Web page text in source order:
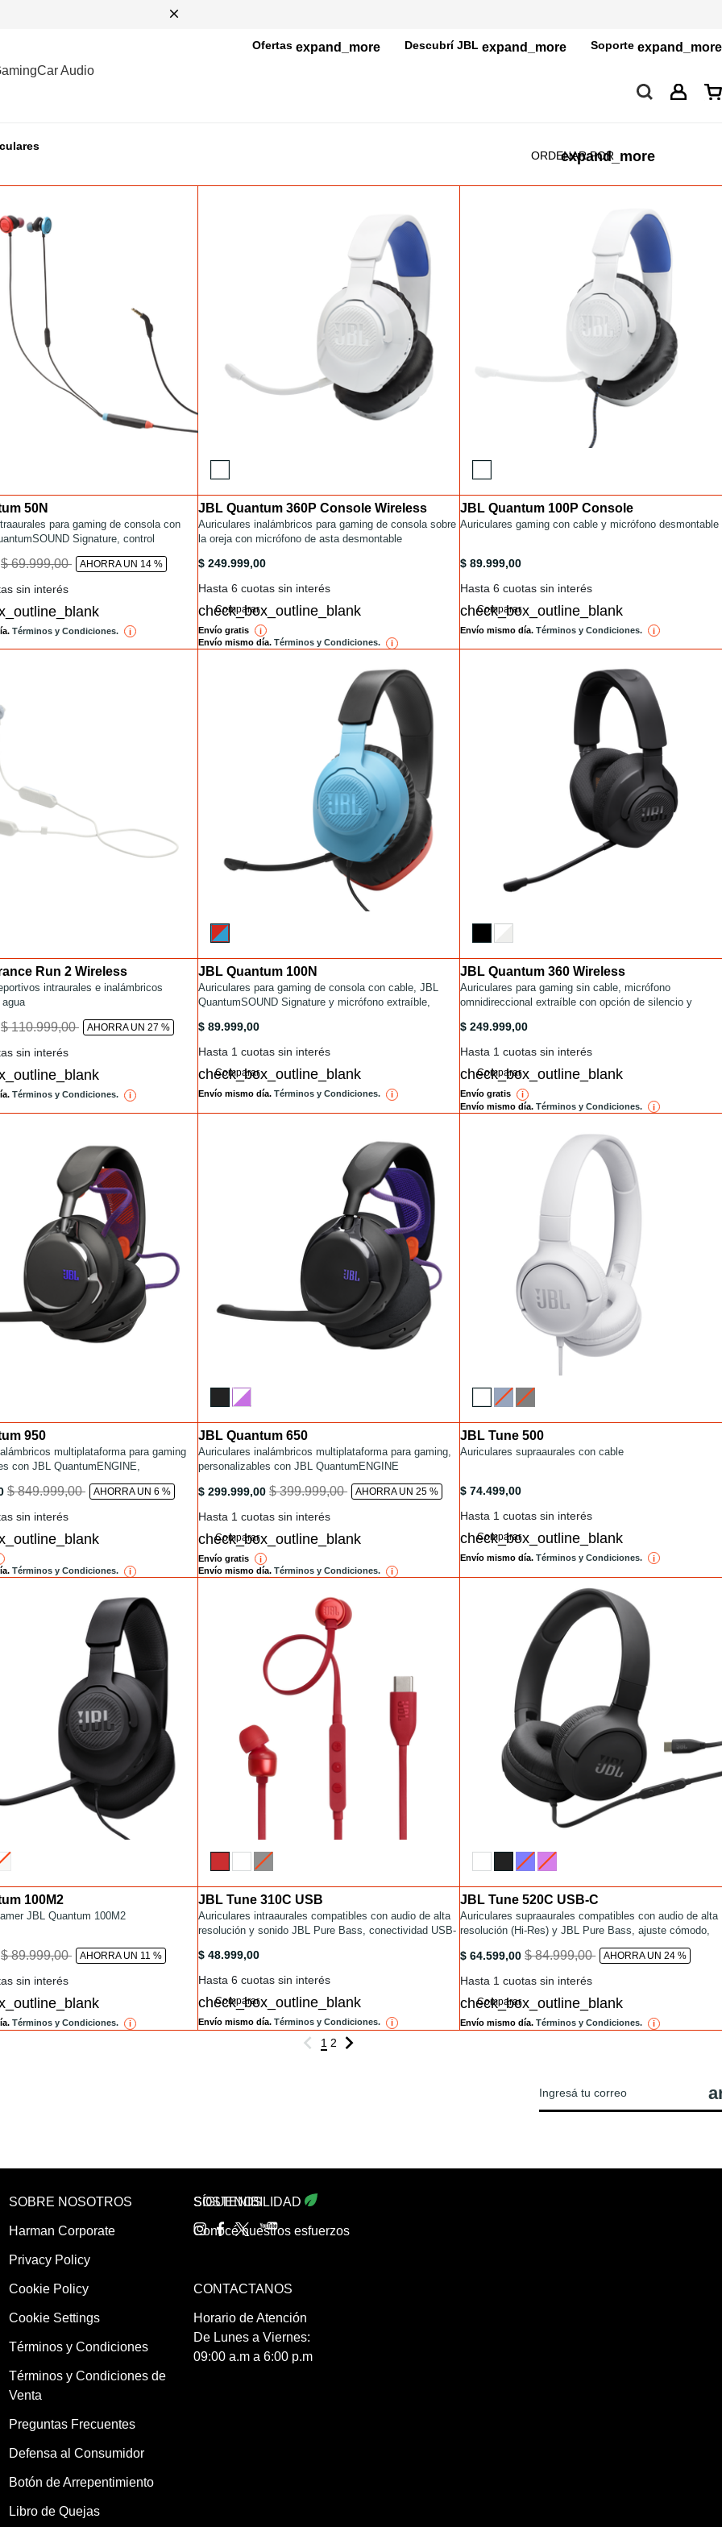
Ofertas Descubrí JBL Soporte
Car Audio
ORDENAR POR
50N
para gaming de consola con
Signature, control
y estables
$ 69.999,00 toAHORRA UN 14 %
sin interés
Términos y Condiciones. i reference
JBL Quantum 360P Console Wireless
/gaming/QUANTUM360PWIRELESS.html
Auriculares inalámbricos para gaming de consola sobre
la oreja con micrófono de asta desmontable
/gaming/QUANTUM360PWIRELESS.html
$ 249.999,00
Installments
Hasta 6 cuotas sin interés
Comparar
Envío gratis i reference
Envío mismo día.Términos y Condiciones. i reference
JBL Quantum 100P Console
/headset-gamer/QUANTUM100P.html
Auriculares gaming con cable y micrófono desmontable
/headset-gamer/QUANTUM100P.html
$ 89.999,00
Installments
Hasta 6 cuotas sin interés
Comparar
Envío mismo día.Términos y Condiciones. i reference
Run 2 Wireless
RUN-2-WIRELESS.html
intraurales e inalámbricos
RUN-2-WIRELESS.html
$ 110.999,00 toAHORRA UN 27 %
sin interés
Términos y Condiciones. i reference
JBL Quantum 100N
/headset-gamer/QUANTUM100N.html
Auriculares para gaming de consola con cable, JBL
QuantumSOUND Signature y micrófono extraíble,
/headset-gamer/QUANTUM100N.html
$ 89.999,00
Installments
Hasta 1 cuotas sin interés
Comparar
Envío mismo día.Términos y Condiciones. i reference
JBL Quantum 360 Wireless
/gaming/QUANTUM360.html
Auriculares para gaming sin cable, micrófono
omnidireccional extraíble con opción de silencio y
/gaming/QUANTUM360.html
$ 249.999,00
Installments
Hasta 1 cuotas sin interés
Comparar
Envío gratis i reference
Envío mismo día.Términos y Condiciones. i reference
950
multiplataforma para gaming
con JBL QuantumENGINE,
$ 849.999,00 toAHORRA UN 6 %
sin interés
reference
Términos y Condiciones. i reference
JBL Quantum 650
/headset-gamer/QUANTUM650.html
Auriculares inalámbricos multiplataforma para gaming,
personalizables con JBL QuantumENGINE
/headset-gamer/QUANTUM650.html
$ 299.999,00$ 399.999,00 toAHORRA UN 25 %
Installments
Hasta 1 cuotas sin interés
Comparar
Envío gratis i reference
Envío mismo día.Términos y Condiciones. i reference
JBL Tune 500
/auriculares-on-ear/JBL+TUNE500.html
Auriculares supraaurales con cable
/auriculares-on-ear/JBL+TUNE500.html
$ 74.499,00
Installments
Hasta 1 cuotas sin interés
Comparar
Envío mismo día.Términos y Condiciones. i reference
100M2
QUANTUM100M2.html
JBL Quantum 100M2
QUANTUM100M2.html
$ 89.999,00 toAHORRA UN 11 %
sin interés
Términos y Condiciones. ireference
JBL Tune 310C USB
/con-cable/TUNE310C-USB-C.html
Auriculares intraaurales compatibles con audio de alta
resolución y sonido JBL Pure Bass, conectividad USB-
/con-cable/TUNE310C-USB-C.html
$ 48.999,00
Installments
Hasta 6 cuotas sin interés
Comparar
Envío mismo día.Términos y Condiciones. ireference
JBL Tune 520C USB-C
/auriculares-on-ear/TUNE520C-USB-C.html
Auriculares supraaurales compatibles con audio de alta
resolución (Hi-Res) y JBL Pure Bass, ajuste cómodo,
conectividad USB-C, 3 botones, micrófono y preajustes
de ecualización EQ.
/auriculares-on-ear/TUNE520C-USB-C.html
$ 64.599,00$ 84.999,00toAHORRA UN 24 %
Installments
Hasta 1 cuotas sin interés
Comparar
Envío mismo día.Términos y Condiciones. ireference
1 2
SOBRE NOSOTROS
Harman Corporate
Privacy Policy
Cookie Policy
Cookie Settings
Términos y Condiciones
Términos y Condiciones de
Venta
Preguntas Frecuentes
Defensa al Consumidor
Botón de Arrepentimiento
Libro de Quejas
SOSTENIBILIDAD
Conocé nuestros esfuerzos
SÍGUENOS
CONTACTANOS
Horario de Atención
De Lunes a Viernes:
09:00 a.m a 6:00 p.m